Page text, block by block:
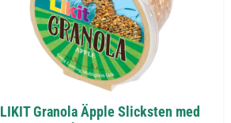
LIKIT Granola Äpple Slicksten med